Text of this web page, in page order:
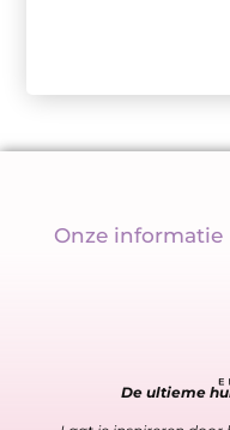
De ultieme
Onze informatie